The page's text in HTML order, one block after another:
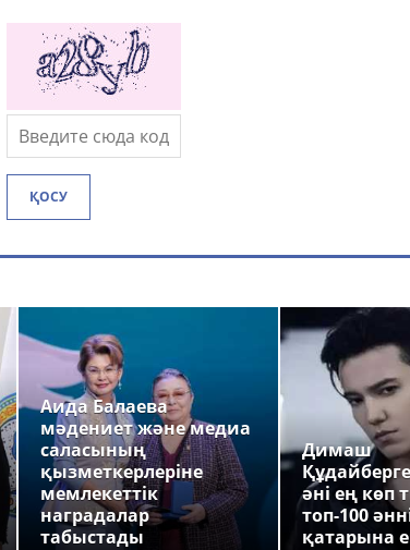
ҚОСУ
Аида Балаева
мәдениет және медиа
саласының
қызметкерлеріне
мемлекеттік
наградалар
табыстады
Димаш
әні ең көп
топ-100
қатарына